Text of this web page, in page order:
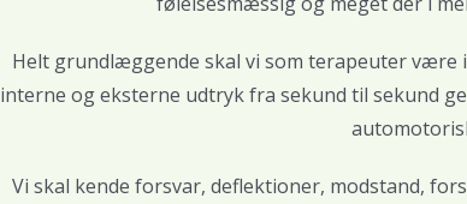
Helt grundlæggende skal vi som terapeuter
interne og eksterne udtryk fra sekund til sekund
Vi skal kende forsvar, deflektioner, modstand,